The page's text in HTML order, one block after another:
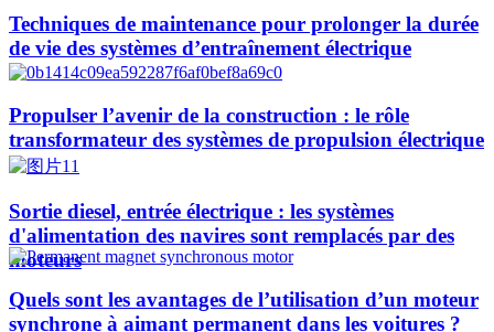
Techniques de maintenance pour prolonger la durée
de vie des systèmes d’entraînement électrique
Propulser l’avenir de la construction : le rôle
transformateur des systèmes de propulsion électrique
Sortie diesel, entrée électrique : les systèmes
d'alimentation des navires sont remplacés par des
moteurs
Quels sont les avantages de l’utilisation d’un moteur
synchrone à aimant permanent dans les voitures ?